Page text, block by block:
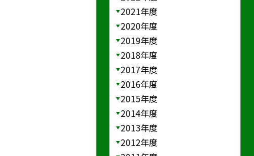
2021年度
2020年度
2019年度
2018年度
2017年度
2016年度
2015年度
2014年度
2013年度
2012年度